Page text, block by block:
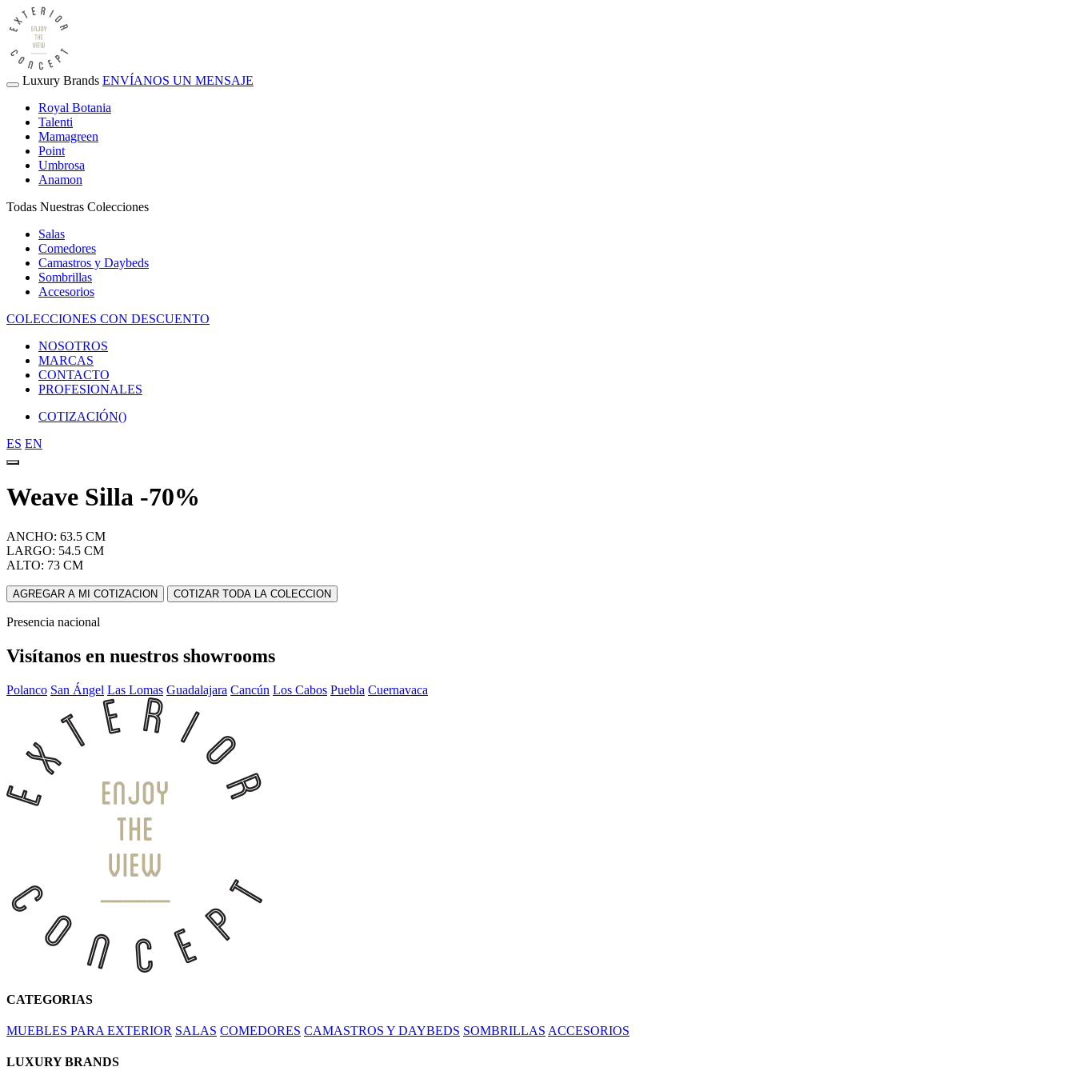
Luxury Brands ENVÍANOS UN MENSAJE
Royal Botania
Talenti
Mamagreen
Point
Umbrosa
Anamon
Todas Nuestras Colecciones
Salas
Comedores
Camastros y Daybeds
Sombrillas
Accesorios
COLECCIONES CON DESCUENTO
NOSOTROS
MARCAS
CONTACTO
PROFESIONALES
COTIZACIÓN()
ES EN
Weave Silla -70%
ANCHO: 63.5 CM
LARGO: 54.5 CM
ALTO: 73 CM
AGREGAR A MI COTIZACION COTIZAR TODA LA COLECCION
Presencia nacional
Visítanos en nuestros showrooms
Polanco San Ángel Las Lomas Guadalajara Cancún Los Cabos Puebla Cuernavaca
CATEGORIAS
MUEBLES PARA EXTERIOR SALAS COMEDORES CAMASTROS Y DAYBEDS SOMBRILLAS ACCESORIOS
LUXURY BRANDS